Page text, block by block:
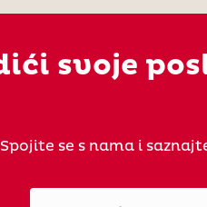
svoje
Spojite se s nama i